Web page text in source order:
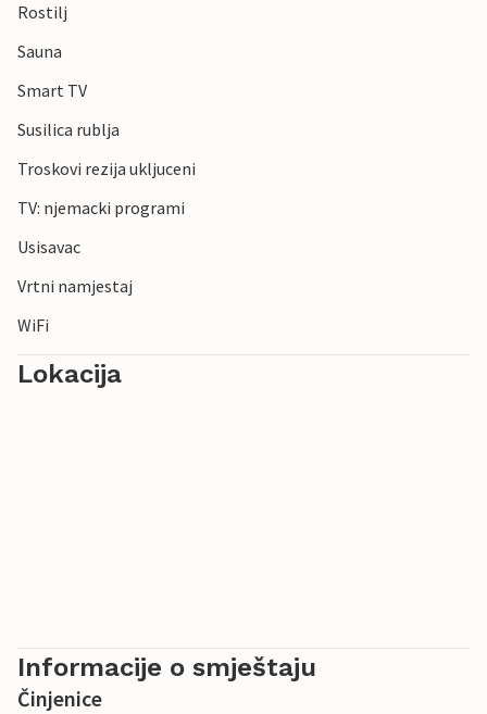
Rostilj
Sauna
Smart TV
Susilica rublja
Troskovi rezija ukljuceni
TV: njemacki programi
Usisavac
Vrtni namjestaj
WiFi
Lokacija
Informacije o smještaju
Činjenice